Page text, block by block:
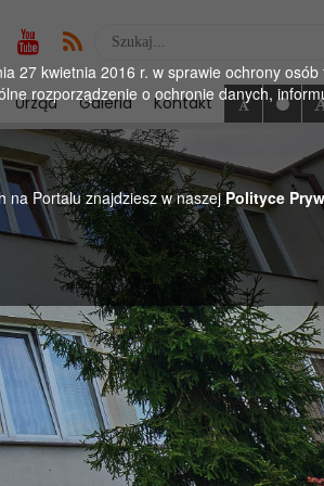
27 kwietnia 2016 r. w sprawie ochrony osób
rozporządzenie o ochronie danych,
na Portalu znajdziesz w naszejPolityce
Wyszukaj
serwise
Urząd Galeria Kontakt